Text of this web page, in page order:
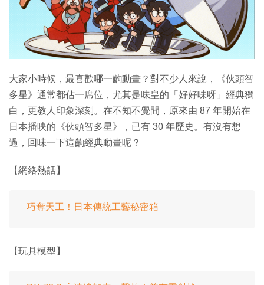
大家小時候，最喜歡哪一齣動畫？對不少人來說，《伙頭智
多星》通常都佔一席位，尤其是味皇的「好好味呀」經典獨
白，更教人印象深刻。在不知不覺間，原來由 87 年開始在
日本播映的《伙頭智多星》，已有 30 年歷史。有沒有想
過，回味一下這齣經典動畫呢？
【網絡熱話】
巧奪天工！日本傳統工藝秘密箱
【玩具模型】